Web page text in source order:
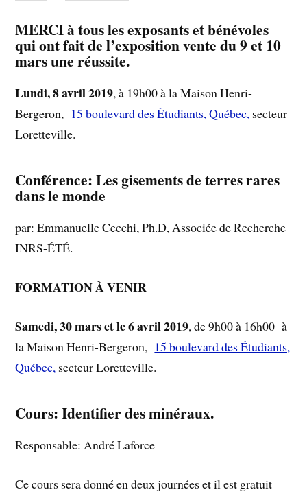
MERCIà tous les exposants et bénévoles
qui ont fait de l’exposition vente du 9 et 10
mars une réussite.
Lundi, 8 avril 2019, à 19h00 à la Maison Henri-
Bergeron, 15 boulevard des Étudiants, Québec, secteur
Loretteville.
Conférence:Les gisements de terres rares
dans le monde
par: Emmanuelle Cecchi, Ph.D, Associée de Recherche
INRS-ÉTÉ.
FORMATION À VENIR
Samedi, 30 mars et le 6 avril 2019, de 9h00 à 16h00 à
la Maison Henri-Bergeron, 15 boulevard des Étudiants,
Québec, secteur Loretteville.
Cours: Identifier des minéraux.
Responsable: André Laforce
Ce cours sera donné en deux journées et il est gratuit